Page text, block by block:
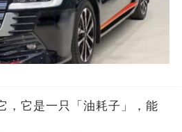
，它是一只「油耗子」，能